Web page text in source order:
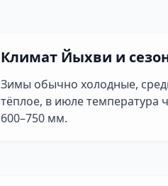
Климат Йыхви и
Зимы обычно холодные,
тёплое, в июле температура
600–750 мм.